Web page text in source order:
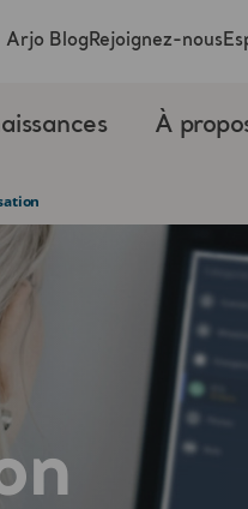
À
Arjo BlogRejoignez-nous